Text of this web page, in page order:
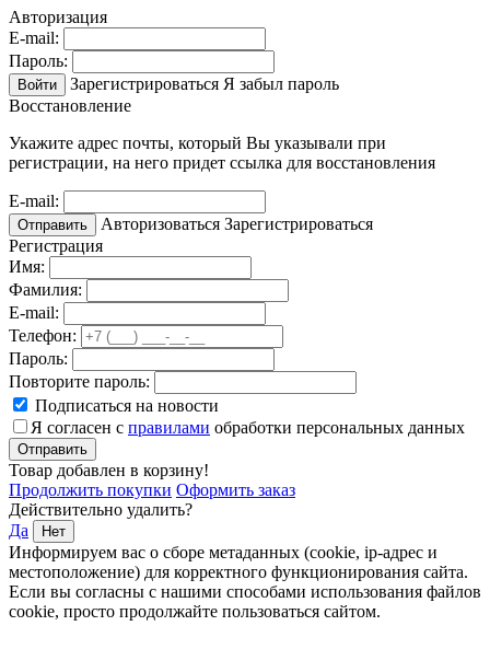
Авторизация
E-mail:
Пароль:
Войти Зарегистрироваться Я забыл пароль
Восстановление
Укажите адрес почты, который Вы указывали при
регистрации, на него придет ссылка для восстановления
E-mail:
Отправить Авторизоваться Зарегистрироваться
Регистрация
Имя:
Фамилия:
E-mail:
Телефон:
Пароль:
Повторите пароль:
Подписаться на новости
Я согласен с правилами обработки персональных данных
Отправить
Товар добавлен в корзину!
Продолжить покупки Оформить заказ
Действительно удалить?
Да
Нет
Информируем вас о сборе метаданных (cookie, ip-адрес и
местоположение) для корректного функционирования сайта.
Если вы согласны с нашими способами использования файлов
cookie, просто продолжайте пользоваться сайтом.